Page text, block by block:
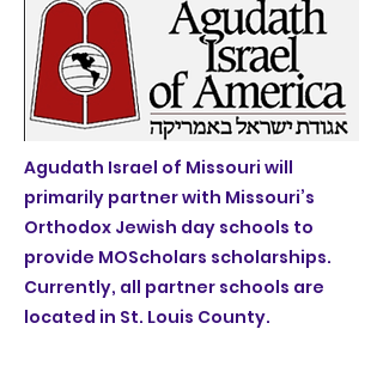
Agudath Israel of Missouri will
primarily partner with Missouri’s
Orthodox Jewish day schools to
provide MOScholars scholarships.
Currently, all partner schools are
located in St. Louis County.